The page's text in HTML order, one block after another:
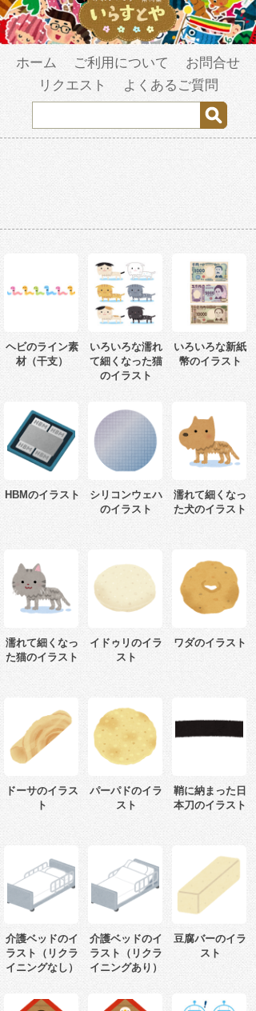
ホーム ご利用について
お問合せ
リクエスト
よくあるご質問
ヘビのライン素
材（干支）
いろいろな濡れ
て細くなった猫
のイラスト
いろいろな新紙
幣のイラスト
HBMのイラスト
シリコンウェハ
のイラスト
濡れて細くなっ
た犬のイラスト
濡れて細くなっ
た猫のイラスト
イドゥリのイラ
スト
ワダのイラスト
ドーサのイラス
ト
パーパドのイラ
スト
鞘に納まった日
本刀のイラスト
介護ベッドのイ
ラスト（リクラ
イニングなし）
介護ベッドのイ
ラスト（リクラ
イニングあり）
豆腐バーのイラ
スト